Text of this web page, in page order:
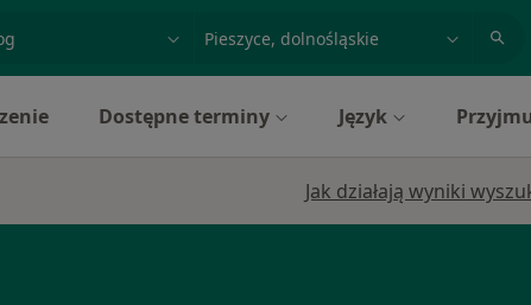
miasto lub dzielnica
Dostępne terminy Język
Jak działają wyniki